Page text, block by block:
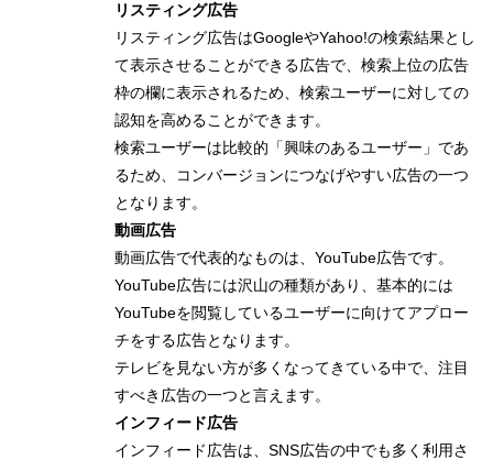
リスティング広告
リスティング広告はGoogleやYahoo!の検索結果とし
て表示させることができる広告で、検索上位の広告
枠の欄に表示されるため、検索ユーザーに対しての
認知を高めることができます。
検索ユーザーは比較的「興味のあるユーザー」であ
るため、コンバージョンにつなげやすい広告の一つ
となります。
動画広告
動画広告で代表的なものは、YouTube広告です。
YouTube広告には沢山の種類があり、基本的には
YouTubeを閲覧しているユーザーに向けてアプロー
チをする広告となります。
テレビを見ない方が多くなってきている中で、注目
すべき広告の一つと言えます。
インフィード広告
インフィード広告は、SNS広告の中でも多く利用さ